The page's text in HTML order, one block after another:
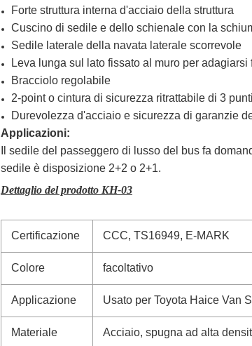
Forte struttura interna d'acciaio della struttura
Cuscino di sedile e dello schienale con la
Sedile laterale della navata laterale scorrevole
Leva lunga sul lato fissato al muro per adagiarsi
Bracciolo regolabile
2-point o cintura di sicurezza ritrattabile di 3
Durevolezza d'acciaio e sicurezza di garanzie
Applicazioni:
Il sedile del passeggero di lusso del bus fa
sedile è disposizione 2+2 o 2+1.
Dettaglio del prodotto KH-03
Certificazione CCC, TS16949, E-MARK
Colore facoltativo
Applicazione Usato per Toyota Haice Van
Materiale Acciaio, spugna ad alta